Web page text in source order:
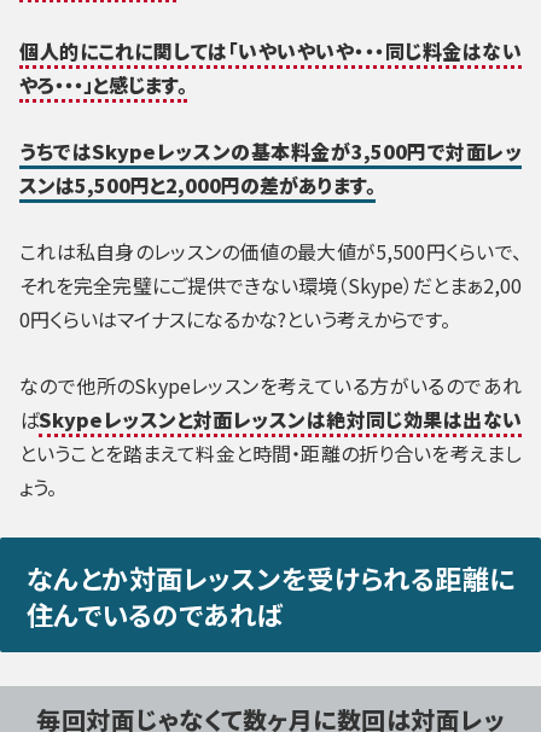
個人的にこれに関しては「いやいやいや・・・同じ料金はない
やろ・・・」と感じます。
うちではSkypeレッスンの基本料金が3,500円で対面レッ
スンは5,500円と2,000円の差があります。
これは私自身のレッスンの価値の最大値が5,500円くらいで、
それを完全完璧にご提供できない環境（Skype）だとまぁ2,00
0円くらいはマイナスになるかな?という考えからです。
なので他所のSkypeレッスンを考えている方がいるのであれ
ばSkypeレッスンと対面レッスンは絶対同じ効果は出ない
ということを踏まえて料金と時間・距離の折り合いを考えまし
ょう。
なんとか対面レッスンを受けられる距離に
住んでいるのであれば
毎回対面じゃなくて数ヶ月に数回は対面レッ